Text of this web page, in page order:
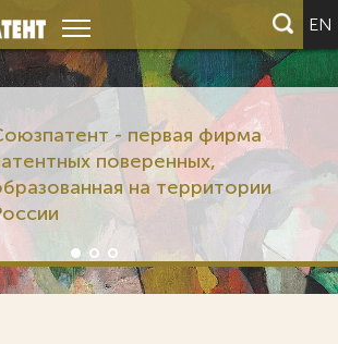
EN
- первая фирма
поверенных,
на территории